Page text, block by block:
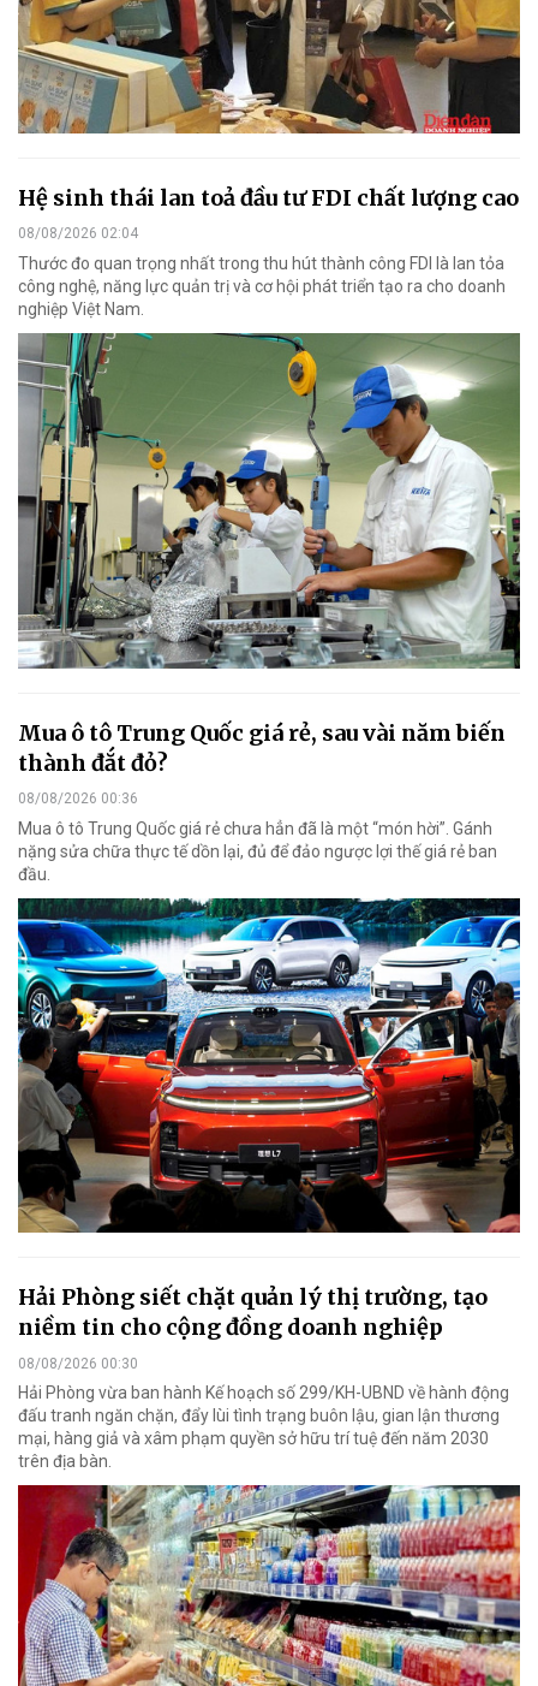
Hệ sinh thái lan toả đầu tư FDI chất lượng cao
08/08/2026 02:04
Thước đo quan trọng nhất trong thu hút thành công FDI là lan tỏa
công nghệ, năng lực quản trị và cơ hội phát triển tạo ra cho doanh
nghiệp Việt Nam.
Mua ô tô Trung Quốc giá rẻ, sau vài năm biến
thành đắt đỏ?
08/08/2026 00:36
Mua ô tô Trung Quốc giá rẻ chưa hẳn đã là một “món hời”. Gánh
nặng sửa chữa thực tế dồn lại, đủ để đảo ngược lợi thế giá rẻ ban
đầu.
Hải Phòng siết chặt quản lý thị trường, tạo
niềm tin cho cộng đồng doanh nghiệp
08/08/2026 00:30
Hải Phòng vừa ban hành Kế hoạch số 299/KH-UBND về hành động
đấu tranh ngăn chặn, đẩy lùi tình trạng buôn lậu, gian lận thương
mại, hàng giả và xâm phạm quyền sở hữu trí tuệ đến năm 2030
trên địa bàn.